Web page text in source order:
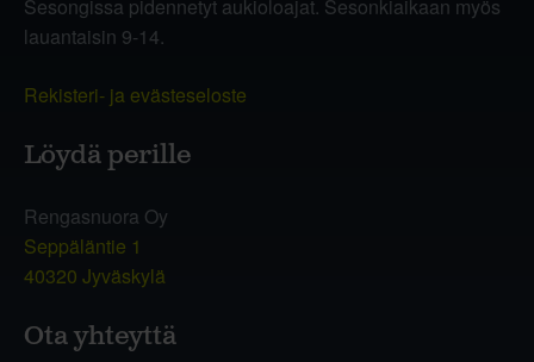
Sesongissa pidennetyt aukioloajat. Sesonkiaikaan myös
lauantaisin 9-14.
Rekisteri- ja evästeseloste
Löydä perille
Rengasnuora Oy
Seppäläntie 1
40320 Jyväskylä
Ota yhteyttä